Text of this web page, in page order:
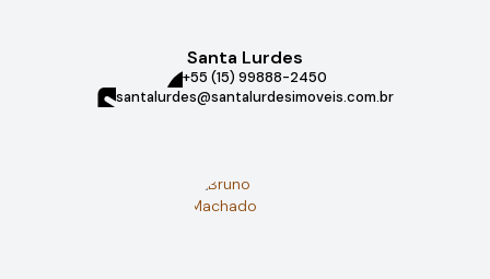
Santa Lurdes
+55 (15) 99888-2450
santalurdes@santalurdesimoveis.com.br